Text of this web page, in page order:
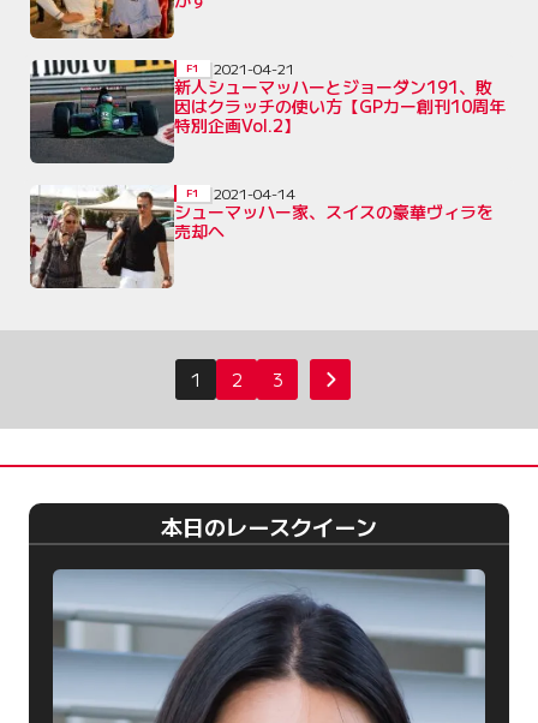
新人シューマッハーとジョーダン191、敗
因はクラッチの使い方【GPカー創刊10周年
特別企画Vol.2】
F1 2021-04-21
シューマッハー家、スイスの豪華ヴィラを
売却へ
F1 2021-04-14
の
ペ
ー
ジ
送
り
1 2 3 次へ
本日のレースクイーン